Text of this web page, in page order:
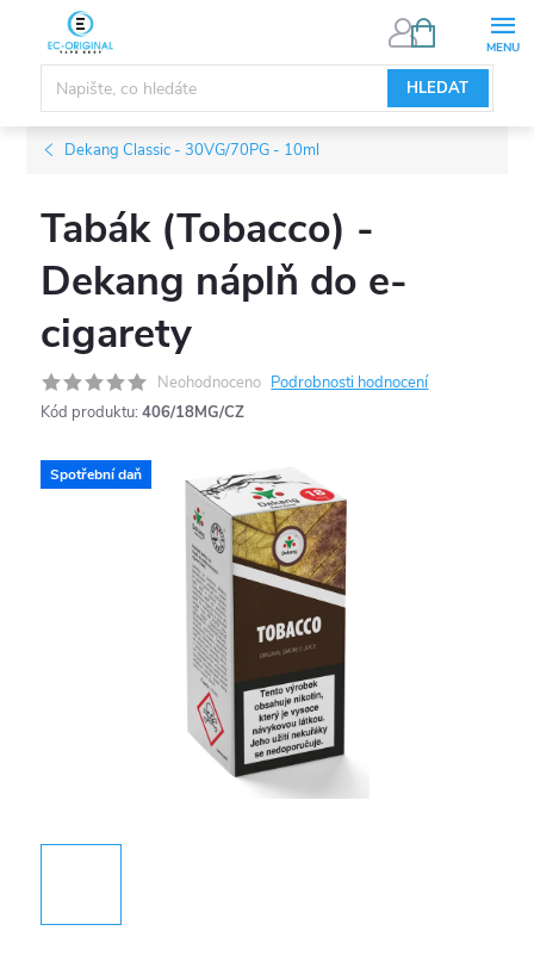
obsah
HLEDAT
NÁKUPNÍ
Dekang Classic - 30VG/70PG - 10ml
Tabák (Tobacco) -
Dekang náplň do e-
cigarety
Neohodnoceno Podrobnosti hodnocení
Kód produktu: 406/18MG/CZ
Spotřební daň